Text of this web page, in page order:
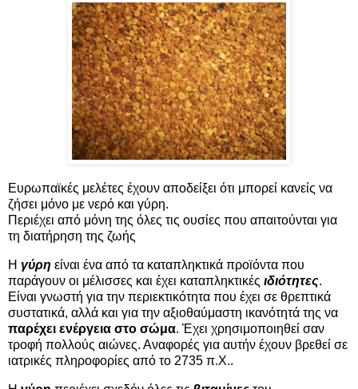
Ευρωπαϊκές μελέτες έχουν αποδείξει ότι μπορεί κανείς να
ζήσει μόνο με νερό και γύρη.
Περιέχει από μόνη της όλες τις ουσίες που απαιτούνται για
τη διατήρηση της ζωής
Η γύρη είναι ένα από τα καταπληκτικά προϊόντα που
παράγουν οι μέλισσες και έχει καταπληκτικές ιδιότητες.
Είναι γνωστή για την περιεκτικότητα που έχει σε θρεπτικά
συστατικά, αλλά και για την αξιοθαύμαστη ικανότητά της να
παρέχει ενέργεια στο σώμα. Έχει χρησιμοποιηθεί σαν
τροφή πολλούς αιώνες. Αναφορές για αυτήν έχουν βρεθεί σε
ιατρικές πληροφορίες από το 2735 π.Χ..